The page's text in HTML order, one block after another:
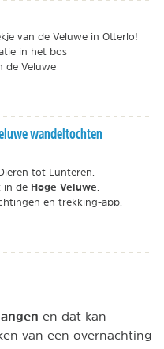
van de Veluwe in Otterlo!
in het bos
de Veluwe
wandeltochten
tot Lunteren.
in de Hoge Veluwe
en trekking-app.
en dat kan
van een overnachting